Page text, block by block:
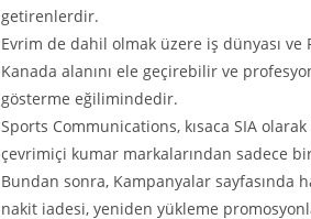
getirenlerdir.
Evrim de dahil olmak üzere iş dünyası ve
Kanada alanını ele geçirebilir ve
gösterme eğilimindedir.
Sports Communications, kısaca SIA
çevrimiçi kumar markalarından sadece
Bundan sonra, Kampanyalar sayfasında
nakit iadesi, yeniden yükleme